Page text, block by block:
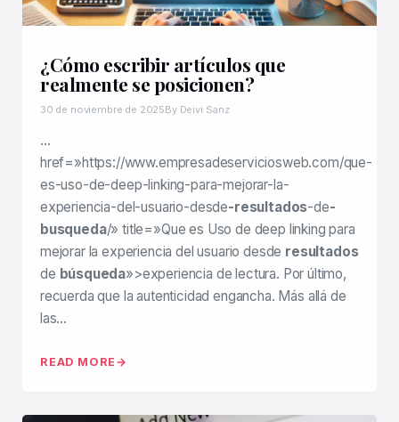
¿Cómo escribir artículos que
realmente se posicionen?
30 de noviembre de 2025By Deivi Sanz
…
href=»https://www.empresadeserviciosweb.com/que-
es-uso-de-deep-linking-para-mejorar-la-
experiencia-del-usuario-desde-resultados-de-
busqueda/» title=»Que es Uso de deep linking para
mejorar la experiencia del usuario desde resultados
de búsqueda»>experiencia de lectura. Por último,
recuerda que la autenticidad engancha. Más allá de
las…
READ MORE